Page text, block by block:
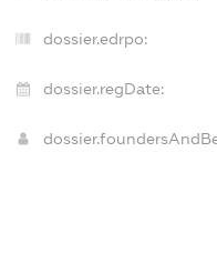
dossier.edrpo:
dossier.regDate: